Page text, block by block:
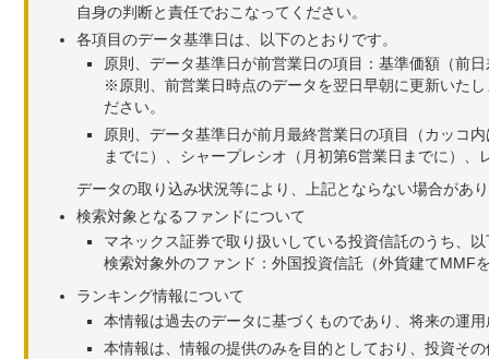
自身の判断と責任でおこなってください。
各項目のデータ基準日は、以下のとおりです。
原則、データ基準日が前営業日の項目：基準価額（前
※原則、前営業日時点のデータを翌日早朝に更新いた
ださい。
原則、データ基準日が前月最終営業日の項目（カッコ
までに）、シャープレシオ（月初第6営業日までに）
データの取り込み状況等により、上記とならない場合があ
検索対象となるファンドについて
マネックス証券で取り扱いしている投資信託のうち、
検索対象外のファンド：外国投資信託（外貨建てMMF
ランキング情報について
本情報は過去のデータに基づくものであり、将来の運
本情報は、情報の提供のみを目的としており、投資そ